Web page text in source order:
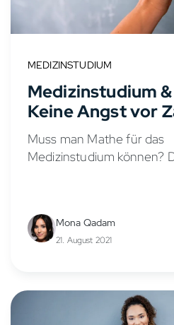
MEDIZINSTUDIUM
Medizinstudium
Keine Angst vor
Muss man Mathe für das
Medizinstudium können?
Mathematik zur größten
ähnlich wie...
Mona Qadam
21. August 2021